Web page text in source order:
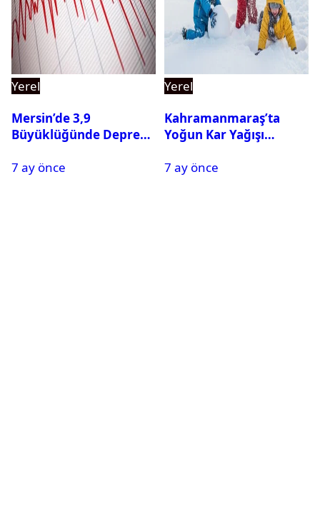
Yerel
Mersin’de 3,9
Büyüklüğünde Deprem
7 ay önce
Yerel
Kahramanmaraş’ta
Yoğun Kar Yağışı
Tatil
7 ay önce